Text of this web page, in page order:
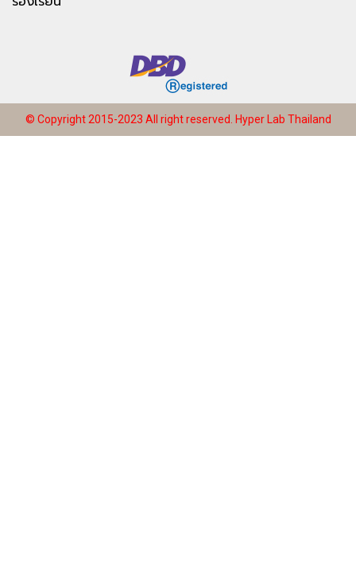
© Copyright 2015-2023 All right reserved. Hyper Lab Thailand